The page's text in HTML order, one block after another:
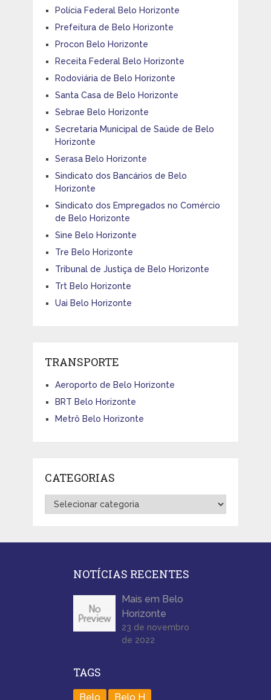
Polícia Federal Belo Horizonte
Prefeitura de Belo Horizonte
Procon Belo Horizonte
Receita Federal Belo Horizonte
Rodoviária de Belo Horizonte
Santa Casa de Belo Horizonte
Sebrae Belo Horizonte
Secretaria Municipal de Saúde de Belo
Horizonte
Serasa Belo Horizonte
Sindicato dos Bancários de Belo
Horizonte
Sindicato dos Empregados no Comércio
de Belo Horizonte
Sine Belo Horizonte
Tre Belo Horizonte
Tribunal de Justiça de Belo Horizonte
Trt Belo Horizonte
Uai Belo Horizonte
TRANSPORTE
Aeroporto de Belo Horizonte
BRT Belo Horizonte
Metrô Belo Horizonte
CATEGORIAS
Categorias
NOTÍCIAS RECENTES
Mais em Belo
Horizonte
23 de novembro
de 2022
TAGS
Belo Belo H